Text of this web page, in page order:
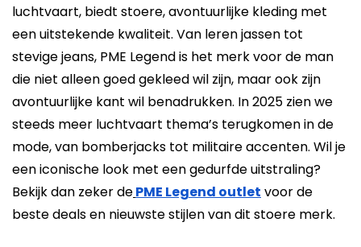
luchtvaart, biedt stoere, avontuurlijke kleding met
een uitstekende kwaliteit. Van leren jassen tot
stevige jeans, PME Legend is het merk voor de man
die niet alleen goed gekleed wil zijn, maar ook zijn
avontuurlijke kant wil benadrukken. In 2025 zien we
steeds meer luchtvaart thema’s terugkomen in de
mode, van bomberjacks tot militaire accenten. Wil je
een iconische look met een gedurfde uitstraling?
Bekijk dan zeker dePME Legend outlet voor de
beste deals en nieuwste stijlen van dit stoere merk.